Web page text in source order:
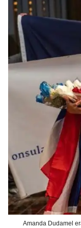
Amanda Dudamel